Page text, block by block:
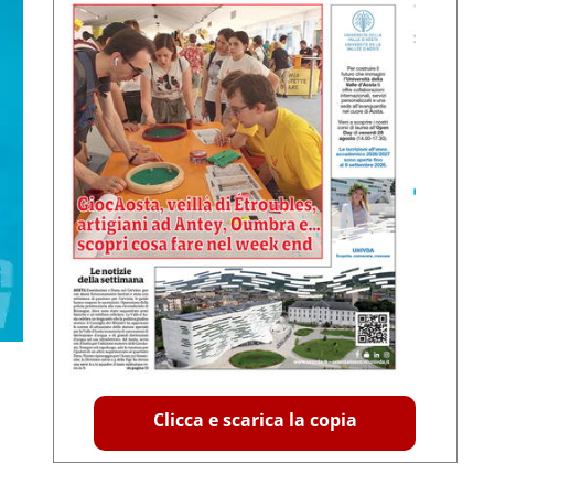
Clicca e scarica la copia